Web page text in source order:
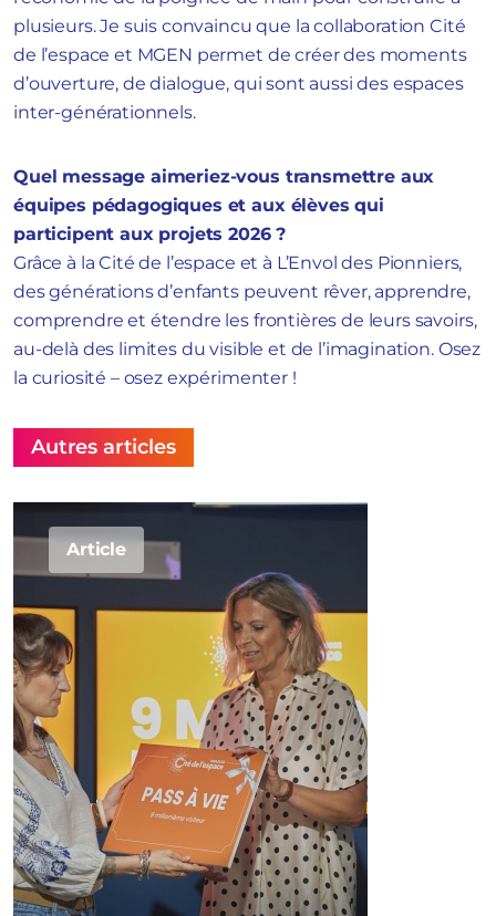
plusieurs. Je suis convaincu que la collaboration Cité
de l’espace et MGEN permet de créer des moments
d’ouverture, de dialogue, qui sont aussi des espaces
inter-générationnels.
Quel message aimeriez-vous transmettre aux
équipes pédagogiques et aux élèves qui
participent aux projets 2026 ?
Grâce à la Cité de l’espace et à L’Envol des Pionniers,
des générations d’enfants peuvent rêver, apprendre,
comprendre et étendre les frontières de leurs savoirs,
au-delà des limites du visible et de l’imagination. Osez
la curiosité – osez expérimenter !
Autres articles
Article